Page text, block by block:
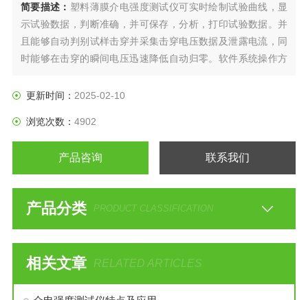
简要描述： 塑料薄膜介电强度测试仪可实时绘制试验曲线，显
示试验数据，判断准确，并可保存，分析，打印试验数据。并
且能够自动判别试样击穿并采集击穿电压数据及泄露电流，同
时能够在击穿的瞬间电压迅速降低自动归零。软件系统操作方
电隔离，有效解决试验过程中的抗干扰问题，软件操作使用方
度试验方法》
更新时间： 2025-02-10
浏览次数： 4902
产品咨询 联系我们
产品分类 PRODUCT CLASSIFICATION
相关文章 RELATED ARTICLES